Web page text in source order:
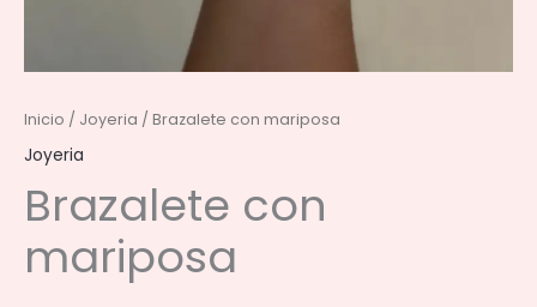
Inicio / Joyeria / Brazalete con mariposa
Joyeria
Brazalete con
mariposa